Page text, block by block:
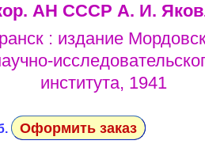
АН СССР А. И.
: издание
института, 1941
Оформить заказ